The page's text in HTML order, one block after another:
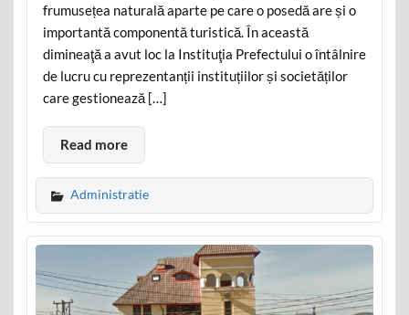
frumusețea naturală aparte pe care o posedă are și o
importantă componentă turistică. În această
dimineaţă a avut loc la Instituţia Prefectului o întâlnire
de lucru cu reprezentanții instituțiilor și societăților
care gestionează […]
Read more
Administratie